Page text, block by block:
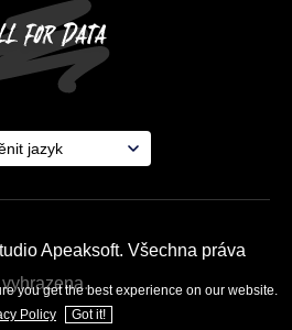
jazyk
Apeaksoft. Všechna práva
vyhrazena.
you get the best experience on our website.
Policy
Got it!